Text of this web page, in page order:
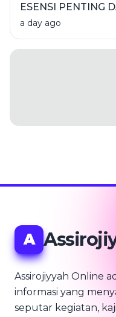
ESENSI PENTING
a day ago
A
Assirojiyyah Online
informasi yang
seputar kegiatan,